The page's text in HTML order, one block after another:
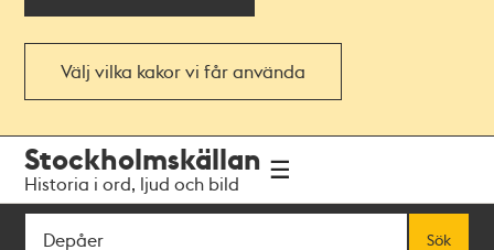
Välj vilka kakor vi får använda
navigationen
huvudinnehållet
Stockholmskällan
Historia i ord, ljud och bild
Sök
Sök